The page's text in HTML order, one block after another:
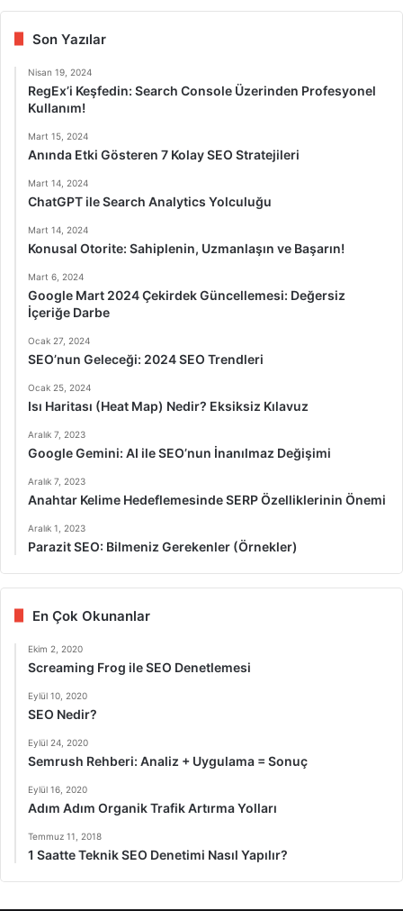
bo
dIn ub ra
Son Yazılar
Nisan 19, 2024
RegEx’i Keşfedin: Search Console Üzerinden Profesyonel
Kullanım!
Mart 15, 2024
Anında Etki Gösteren 7 Kolay SEO Stratejileri
Mart 14, 2024
ChatGPT ile Search Analytics Yolculuğu
Mart 14, 2024
Konusal Otorite: Sahiplenin, Uzmanlaşın ve Başarın!
Mart 6, 2024
Google Mart 2024 Çekirdek Güncellemesi: Değersiz
İçeriğe Darbe
Ocak 27, 2024
SEO’nun Geleceği: 2024 SEO Trendleri
Ocak 25, 2024
Isı Haritası (Heat Map) Nedir? Eksiksiz Kılavuz
Aralık 7, 2023
Google Gemini: AI ile SEO’nun İnanılmaz Değişimi
Aralık 7, 2023
Anahtar Kelime Hedeflemesinde SERP Özelliklerinin Önemi
Aralık 1, 2023
Parazit SEO: Bilmeniz Gerekenler (Örnekler)
En Çok Okunanlar
Ekim 2, 2020
Screaming Frog ile SEO Denetlemesi
Eylül 10, 2020
SEO Nedir?
Eylül 24, 2020
Semrush Rehberi: Analiz + Uygulama = Sonuç
Eylül 16, 2020
Adım Adım Organik Trafik Artırma Yolları
Temmuz 11, 2018
1 Saatte Teknik SEO Denetimi Nasıl Yapılır?